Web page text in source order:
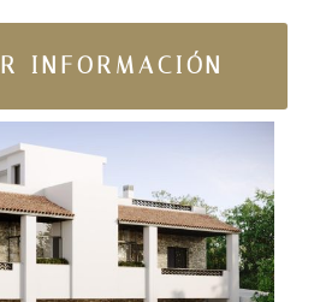
INFORMACIÓN